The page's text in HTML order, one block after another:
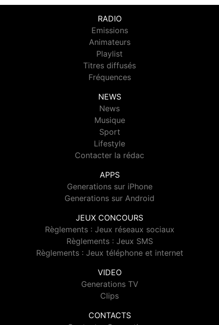
RADIO
Emissions
Animateurs
Playlist
Titres diffusés
Fréquences
NEWS
News
Musique
Sport
Lifestyle
Contacter la rédac
APPS
Generations sur iPhone
Generations sur Android
JEUX CONCOURS
Règlements : Jeux réseaux sociaux
Règlements : Jeux SMS
Règlements : Jeux téléphone et internet
VIDEO
Generations TV
Clips
CONTACTS